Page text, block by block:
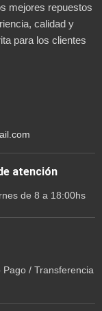
mejores repuestos
calidad y
para los clientes
atención
de 8 a 18:00hs
/ Transferencia